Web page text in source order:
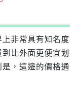
非常具有知名
比外面更便宜
是，這邊的價